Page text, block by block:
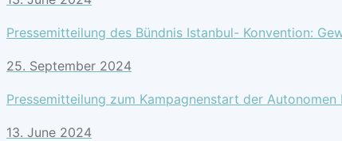
Pressemitteilung des Bündnis Istanbul- Konvention:
25. September 2024
Pressemitteilung zum Kampagnenstart der
13. June 2024